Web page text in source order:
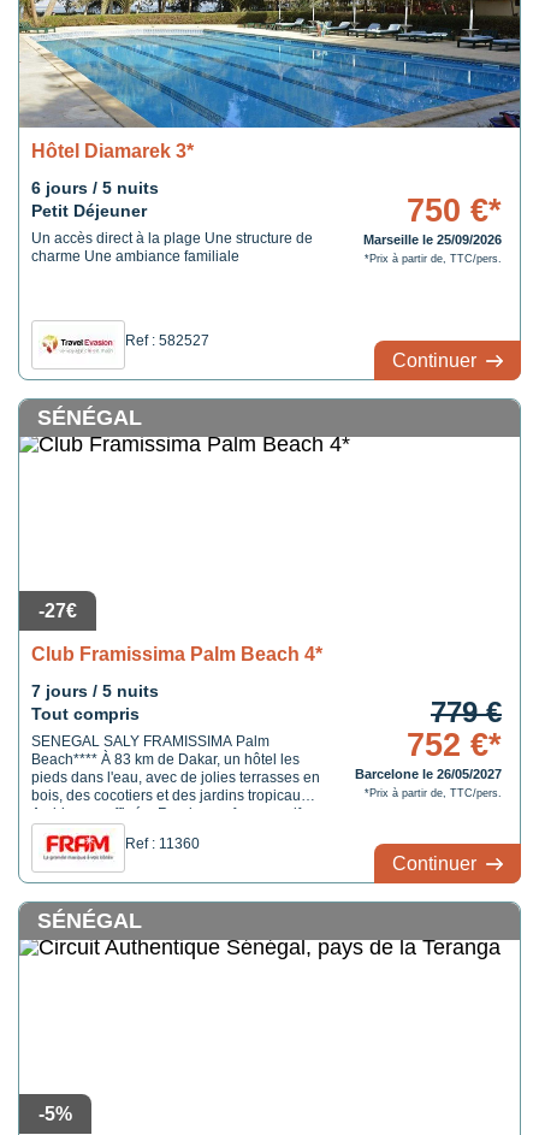
Hôtel Diamarek 3*
6 jours / 5 nuits
Petit Déjeuner
Un accès direct à la plage Une structure de
charme Une ambiance familiale
Ref : 582527
750 €*
Marseille le 25/09/2026
*Prix à partir de, TTC/pers.
Continuer
-27€
SÉNÉGAL
Club Framissima Palm Beach 4*
7 jours / 5 nuits
Tout compris
SENEGAL SALY FRAMISSIMA Palm
Beach**** À 83 km de Dakar, un hôtel les
pieds dans l'eau, avec de jolies terrasses en
bois, des cocotiers et des jardins tropicaux.
Ambiance raffinée. Remise en forme, golf,
animations et club enfants sont au
programme ou... farniente.
Ref : 11360
779 €
752 €*
Barcelone le 26/05/2027
*Prix à partir de, TTC/pers.
Continuer
-5%
SÉNÉGAL